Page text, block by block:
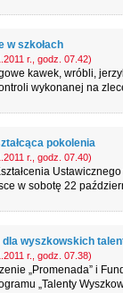
w szkołach
r., godz. 07.42)
kawek, wróbli,
wykonanej na
pokolenia
r., godz. 07.40)
w sobotę 22
dla wyszkowskich
r., godz. 07.38)
„Promenada” i
„Talenty